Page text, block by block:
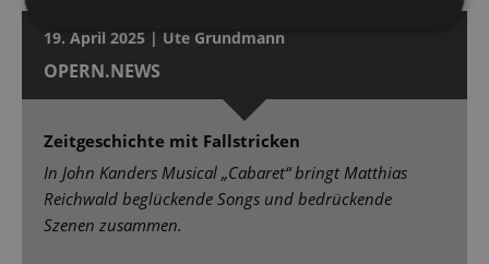
19. April 2025 | Ute Grundmann
OPERN.NEWS
Zeitgeschichte mit Fallstricken
In John Kanders Musical „Cabaret“ bringt Matthias
Reichwald beglückende Songs und bedrückende
Szenen zusammen.